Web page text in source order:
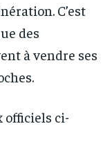
C’est
des
à vendre ses
officiels ci-